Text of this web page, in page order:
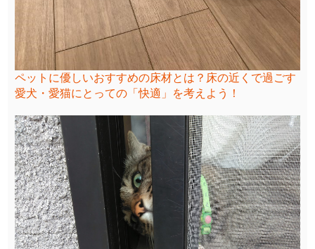
ペットに優しいおすすめの床材とは？床の近くで過ごす
愛犬・愛猫にとっての「快適」を考えよう！